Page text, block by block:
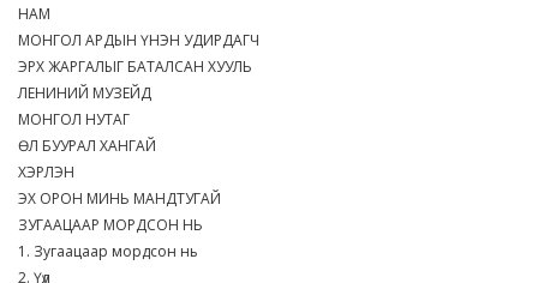
НАМ
МОНГОЛ АРДЫН ҮНЭН УДИРДАГЧ
ЭРХ ЖАРГАЛЫГ БАТАЛСАН ХУУЛЬ
ЛЕНИНИЙ МУЗЕЙД
МОНГОЛ НУТАГ
ӨЛ БУУРАЛ ХАНГАЙ
ХЭРЛЭН
ЭХ ОРОН МИНЬ МАНДТУГАЙ
ЗУГААЦААР МОРДСОН НЬ
1. Зугаацаар мордсон нь
2. Үүл